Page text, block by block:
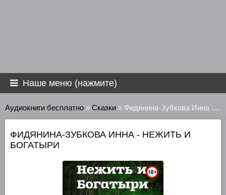
Наше меню (нажмите)
Аудиокниги бесплатно » Сказки » Фидянина-Зубкова Инна - Нежить и богатыри
ФИДЯНИНА-ЗУБКОВА ИННА - НЕЖИТЬ И
БОГАТЫРИ